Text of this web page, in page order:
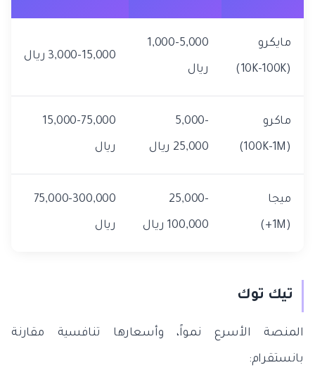
مايكرو
(10K-100K)
1,000-5,000
ريال
3,000-15,000 ريال
ماكرو
(100K-1M)
5,000-
25,000 ريال
15,000-75,000
ريال
ميجا
(1M+)
25,000-
100,000 ريال
75,000-300,000
ريال
تيك توك
المنصة الأسرع نمواً، وأسعارها تنافسية مقارنة
بانستقرام: